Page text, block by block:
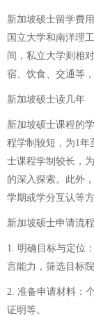
新加坡硕士留学费
国立大学和南洋理
间，私立大学则相
宿、饮食、交通等
新加坡硕士读几年
新加坡硕士课程的
程学制较短，为1年
士课程学制较长，
的深入探索。此外
学期或学分互认等
新加坡硕士申请流程
1. 明确目标与定位
言能力，筛选目标院
2. 准备申请材料：
证明等。